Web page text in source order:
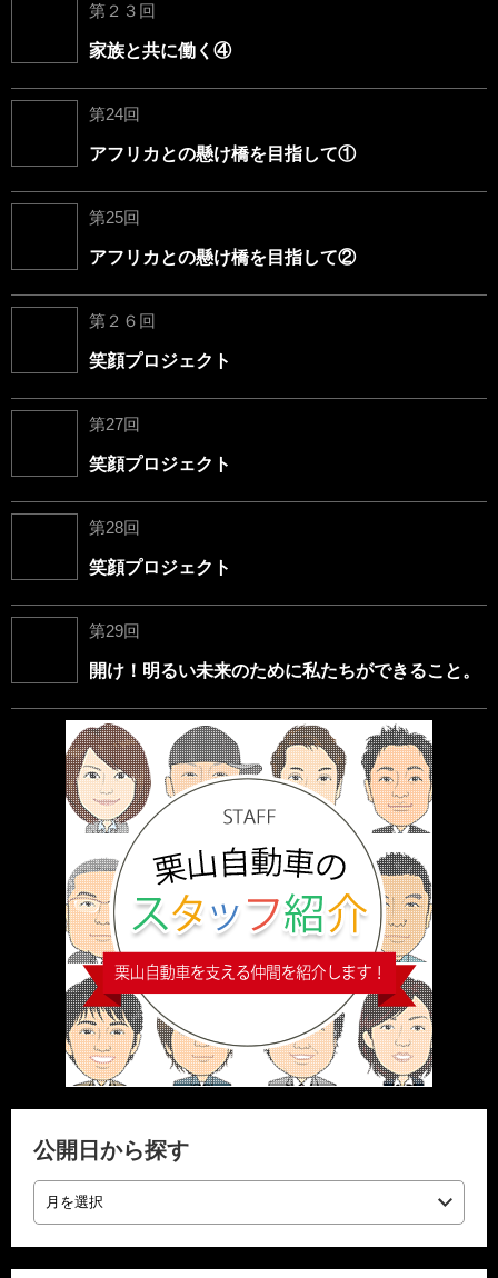
第２３回
家族と共に働く④
第24回
アフリカとの懸け橋を目指して①
第25回
アフリカとの懸け橋を目指して②
第２６回
笑顔プロジェクト
第27回
笑顔プロジェクト
第28回
笑顔プロジェクト
第29回
開け！明るい未来のために私たちができること。
公開日から探す